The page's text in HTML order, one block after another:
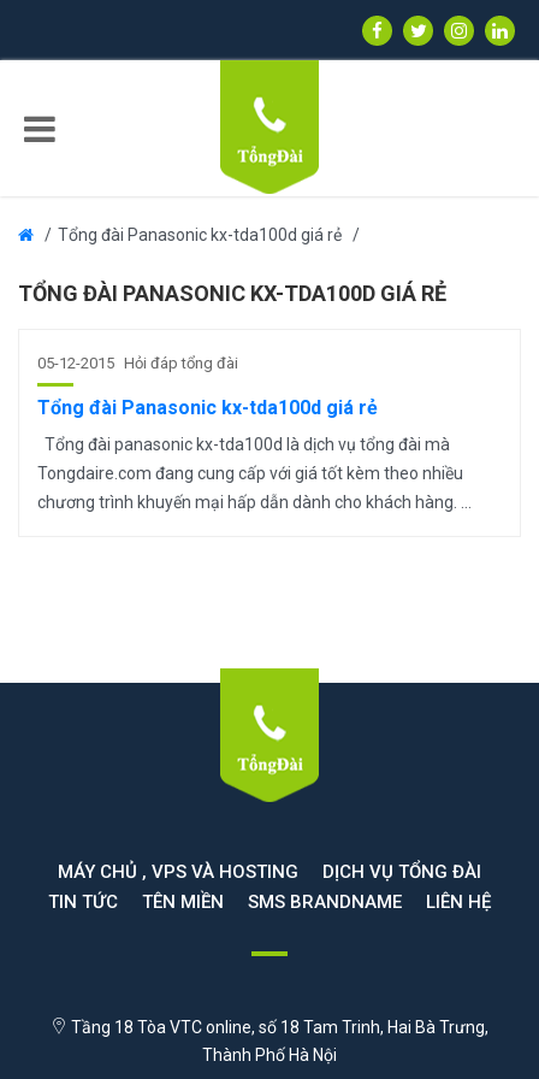
Tổng đài Panasonic kx-tda100d giá rẻ
TỔNG ĐÀI PANASONIC KX-TDA100D GIÁ RẺ
05-12-2015 Hỏi đáp tổng đài
Tổng đài Panasonic kx-tda100d giá rẻ
Tổng đài panasonic kx-tda100d là dịch vụ tổng đài mà
Tongdaire.com đang cung cấp với giá tốt kèm theo nhiều
chương trình khuyến mại hấp dẫn dành cho khách hàng. ...
MÁY CHỦ , VPS VÀ HOSTING
DỊCH VỤ TỔNG ĐÀI
TIN TỨC
TÊN MIỀN SMS BRANDNAME LIÊN HỆ
Tầng 18 Tòa VTC online, số 18 Tam Trinh, Hai Bà Trưng,
Thành Phố Hà Nội